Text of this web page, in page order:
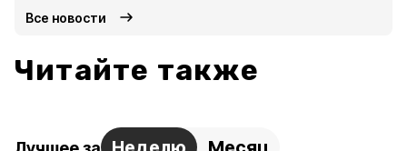
Все новости
Читайте также